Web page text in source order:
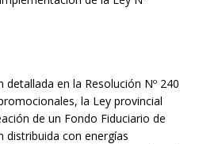
en la Resolución Nº 240
la Ley provincial
de un Fondo Fiduciario de
distribuida con energías